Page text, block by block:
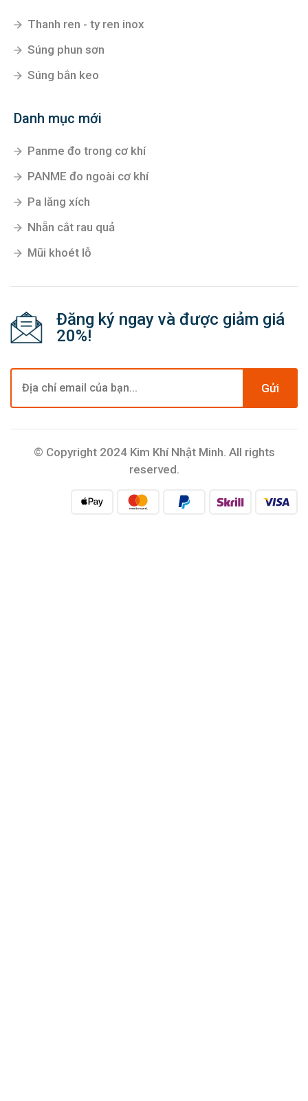
Thanh ren - ty ren inox
Súng phun sơn
Súng bắn keo
Danh mục mới
Panme đo trong cơ khí
PANME đo ngoài cơ khí
Pa lăng xích
Nhẵn cắt rau quả
Mũi khoét lỗ
Đăng ký ngay và được giảm giá
20%!
Gửi
© Copyright 2024 Kim Khí Nhật Minh. All rights
reserved.